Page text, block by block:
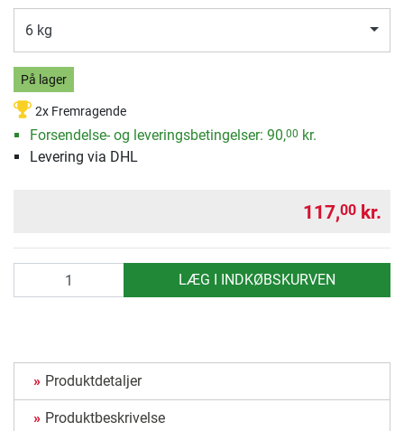
6 kg
På lager
2x Fremragende
Forsendelse- og leveringsbetingelser: 90,00 kr.
Levering via DHL
117,00 kr.
LÆG I INDKØBSKURVEN
Produktdetaljer
Produktbeskrivelse